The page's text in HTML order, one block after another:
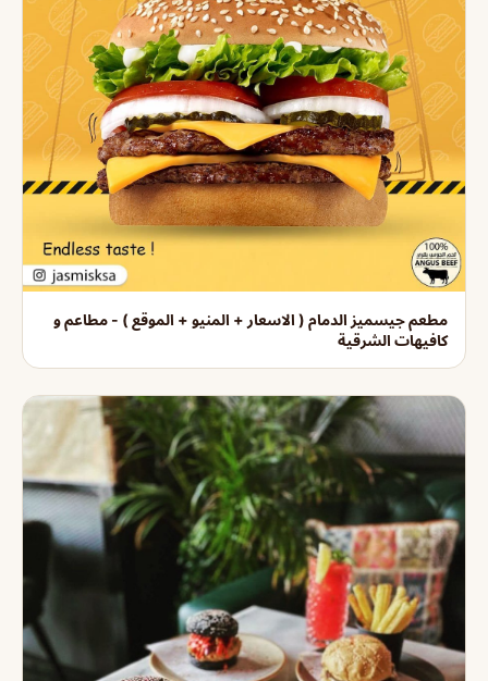
مطعم جيسميز الدمام ( الاسعار + المنيو + الموقع ) - مطاعم و
كافيهات الشرقية